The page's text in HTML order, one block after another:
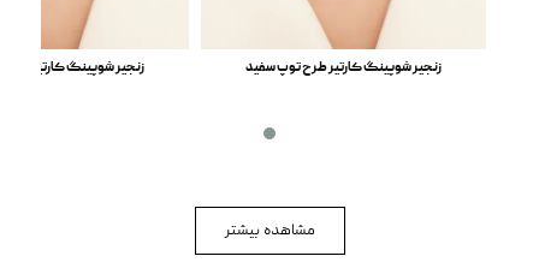
زنجیر شوپینگ کارتیر طرح توپ سفید زنجیر شوپینگ کارتیر
مشاهده بیشتر